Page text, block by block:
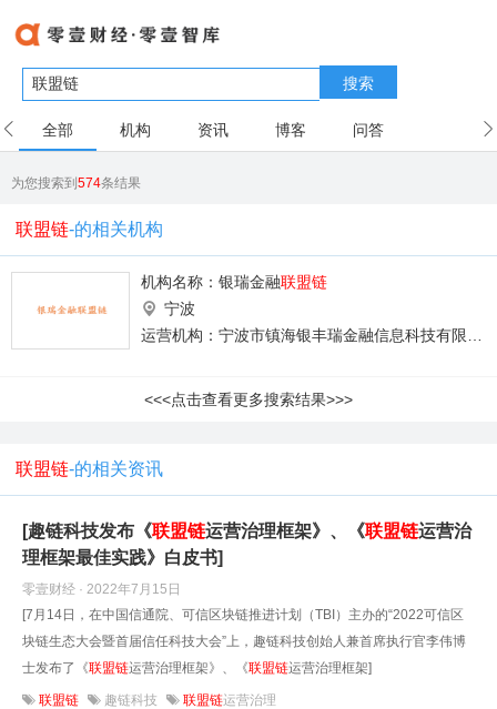
搜索
全部 机构 资讯 博客 问答
为您搜索到574条结果
联盟链-的相关机构
机构名称： 银瑞金融联盟链
宁波
<<<点击查看更多搜索结果>>>
联盟链-的相关资讯
[趣链科技发布《联盟链运营治理框架》、《联盟链运营治
理框架最佳实践》白皮书]
零壹财经 · 2022年7月15日
[7月14日，在中国信通院、可信区块链推进计划（TBI）主办的“2022可信区
块链生态大会暨首届信任科技大会”上，趣链科技创始人兼首席执行官李伟博
士发布了《联盟链运营治理框架》、《联盟链运营治理框架]
联盟链 趣链科技 联盟链运营治理